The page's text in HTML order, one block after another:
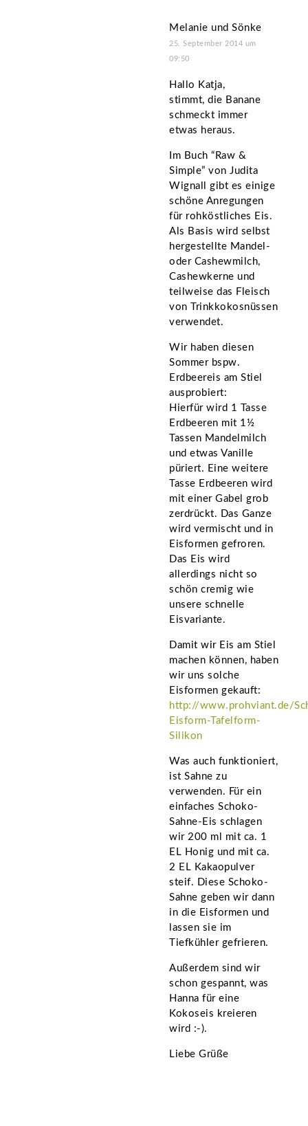
Melanie und Sönke
25. September 2014 um
09:50
Hallo Katja,
stimmt, die Banane
schmeckt immer
etwas heraus.
Im Buch “Raw &
Simple” von Judita
Wignall gibt es einige
schöne Anregungen
für rohköstliches Eis.
Als Basis wird selbst
hergestellte Mandel-
oder Cashewmilch,
Cashewkerne und
teilweise das Fleisch
von Trinkkokosnüssen
verwendet.
Wir haben diesen
Sommer bspw.
Erdbeereis am Stiel
ausprobiert:
Hierfür wird 1 Tasse
Erdbeeren mit 1½
Tassen Mandelmilch
und etwas Vanille
püriert. Eine weitere
Tasse Erdbeeren wird
mit einer Gabel grob
zerdrückt. Das Ganze
wird vermischt und in
Eisformen gefroren.
Das Eis wird
allerdings nicht so
schön cremig wie
unsere schnelle
Eisvariante.
Damit wir Eis am Stiel
machen können, haben
wir uns solche
Eisformen gekauft:
http://www.prohviant.de/
Eisform-Tafelform-
Silikon
Was auch funktioniert,
ist Sahne zu
verwenden. Für ein
einfaches Schoko-
Sahne-Eis schlagen
wir 200 ml mit ca. 1
EL Honig und mit ca.
2 EL Kakaopulver
steif. Diese Schoko-
Sahne geben wir dann
in die Eisformen und
lassen sie im
Tiefkühler gefrieren.
Außerdem sind wir
schon gespannt, was
Hanna für eine
Kokoseis kreieren
wird :-).
Liebe Grüße